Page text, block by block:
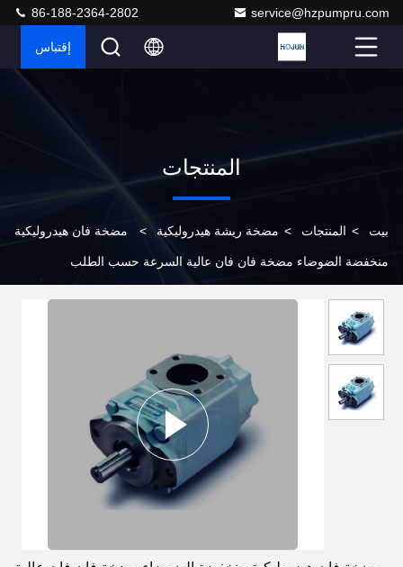
service@hzpumpru.com
86-188-2364-2802
إقتباس
المنتجات
بيت > المنتجات > مضخة ريشة هيدروليكية > مضخة فان هيدروليكية
منخفضة الضوضاء مضخة فان فان عالية السرعة حسب الطلب